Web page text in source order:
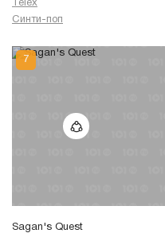
Telex
Синти-поп
Sagan's Quest